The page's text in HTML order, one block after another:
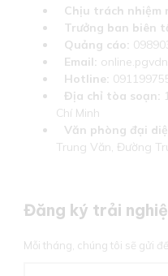
Chịu trách nhiệm
Trưởng ban biên
Quảng cáo:
Email:
Hotline:
Địa chỉ tòa soạn:
Chí Minh
Văn phòng đại
Trung Văn, Đường
Đăng ký trải
Mỗi tháng, chúng tôi sẽ gửi